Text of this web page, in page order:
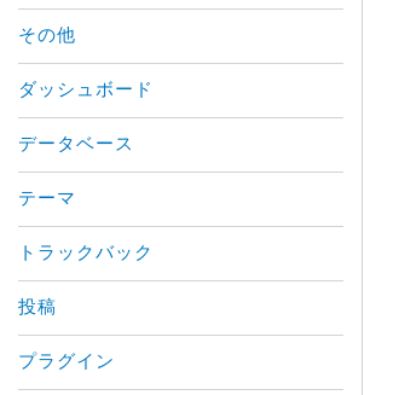
その他
ダッシュボード
データベース
テーマ
トラックバック
投稿
プラグイン